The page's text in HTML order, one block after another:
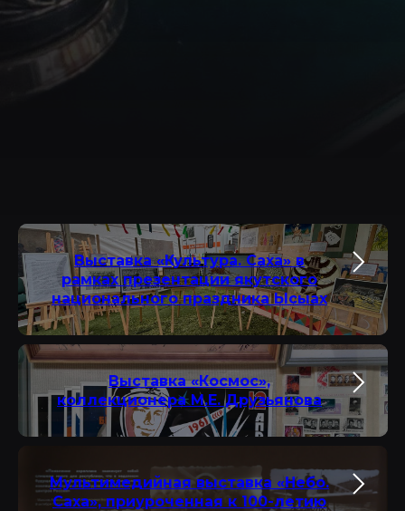
Выставка «Культура. Саха» в
рамках презентации якутского
национального праздника Ысыах
Выставка «Космос»,
коллекционера М.Е. Друзьянова
Мультимедийная выставка «Небо.
Саха», приуроченная к 100-летию